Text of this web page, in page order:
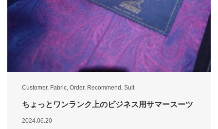
Customer, Fabric, Order, Recommend , Suit
ちょっとワンランク上のビジネス用サマースーツ
2024.06.20